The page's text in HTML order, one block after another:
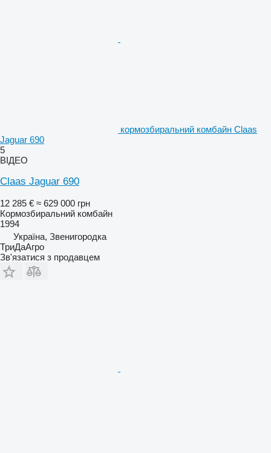
кормозбиральний комбайн Claas
Jaguar 690
5
ВІДЕО
Claas Jaguar 690
12 285 € ≈ 629 000 грн
Кормозбиральний комбайн
1994
Україна, Звенигородка
ТриДаАгро
Зв'язатися з продавцем